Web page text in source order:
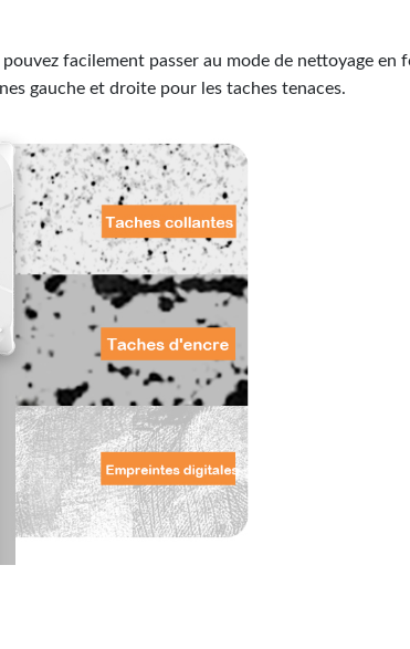
facilement passer au mode de nettoyage
gauche et droite pour les taches tenaces.